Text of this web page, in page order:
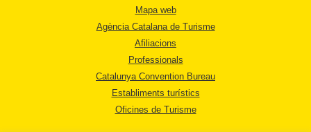
Mapa web
Agència Catalana de Turisme
Afiliacions
Professionals
Catalunya Convention Bureau
Establiments turístics
Oficines de Turisme